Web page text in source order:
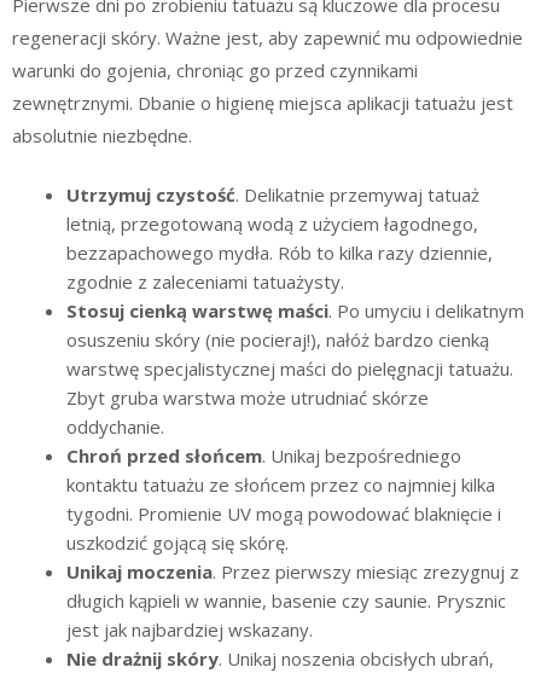
Pierwsze dni po zrobieniu tatuażu są kluczowe dla procesu
regeneracji skóry. Ważne jest, aby zapewnić mu odpowiednie
warunki do gojenia, chroniąc go przed czynnikami
zewnętrznymi. Dbanie o higienę miejsca aplikacji tatuażu jest
absolutnie niezbędne.
Utrzymuj czystość. Delikatnie przemywaj tatuaż
letnią, przegotowaną wodą z użyciem łagodnego,
bezzapachowego mydła. Rób to kilka razy dziennie,
zgodnie z zaleceniami tatuażysty.
Stosuj cienką warstwę maści. Po umyciu i delikatnym
osuszeniu skóry (nie pocieraj!), nałóż bardzo cienką
warstwę specjalistycznej maści do pielęgnacji tatuażu.
Zbyt gruba warstwa może utrudniać skórze
oddychanie.
Chroń przed słońcem. Unikaj bezpośredniego
kontaktu tatuażu ze słońcem przez co najmniej kilka
tygodni. Promienie UV mogą powodować blaknięcie i
uszkodzić gojącą się skórę.
Unikaj moczenia. Przez pierwszy miesiąc zrezygnuj z
długich kąpieli w wannie, basenie czy saunie. Prysznic
jest jak najbardziej wskazany.
Nie drażnij skóry. Unikaj noszenia obcisłych ubrań,